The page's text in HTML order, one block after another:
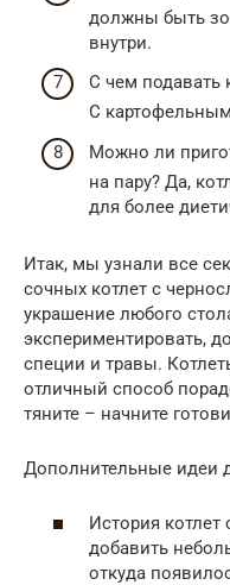
должны быть
внутри.
С чем подавать
С
Можно ли
на пару? Да,
для более
Итак, мы узнали все
сочных котлет с
украшение любого
экспериментировать,
специи и травы.
отличный способ
тяните – начните
Дополнительные идеи
История
добавить
откуда